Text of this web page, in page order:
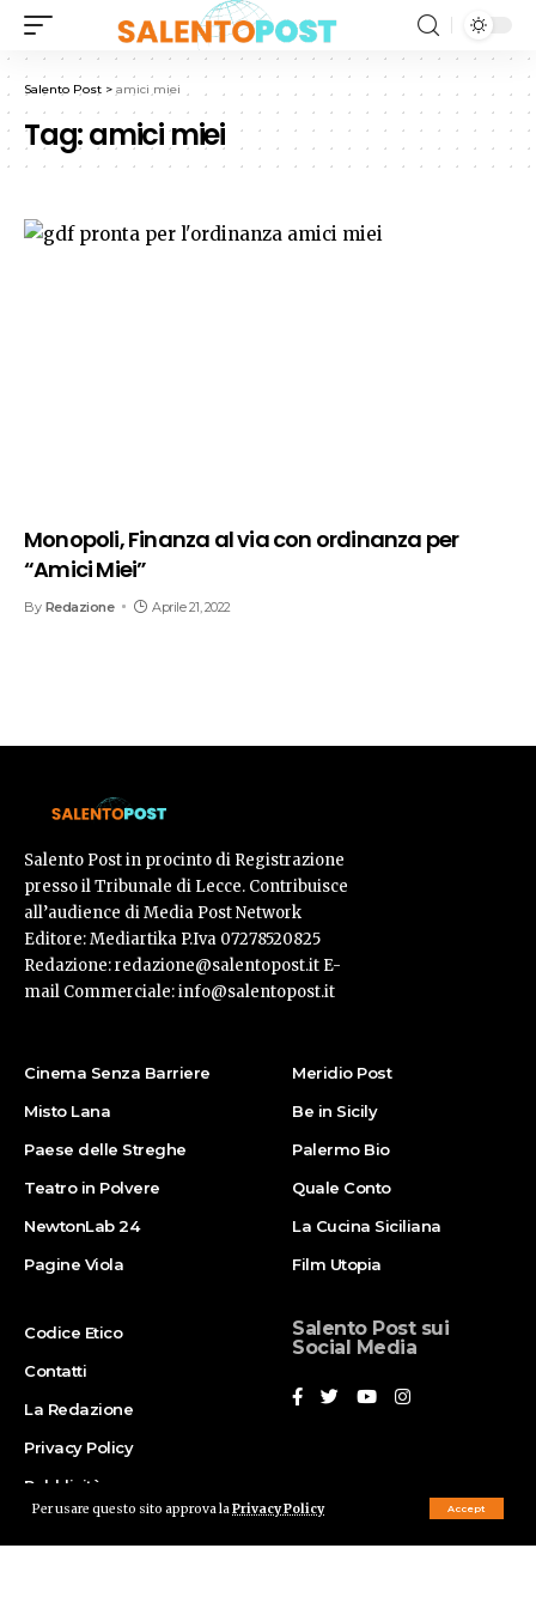
Per usare questo sito approva la Privacy Policy Accept
Salento Post > amici miei
Tag:amici miei
Monopoli, Finanza al via con ordinanza per
“Amici Miei”
By Redazione Aprile 21, 2022
Salento Post in procinto di Registrazione
presso il Tribunale di Lecce. Contribuisce
all’audience di Media Post Network
Editore: Mediartika P.Iva 07278520825
Redazione: redazione@salentopost.it E-
mail Commerciale: info@salentopost.it
Cinema Senza Barriere
Misto Lana
Paese delle Streghe
Teatro in Polvere
NewtonLab 24
Pagine Viola
Meridio Post
Be in Sicily
Palermo Bio
Quale Conto
La Cucina Siciliana
Film Utopia
Codice Etico
Contatti
La Redazione
Privacy Policy
Pubblicità
Salento Post sui
Social Media